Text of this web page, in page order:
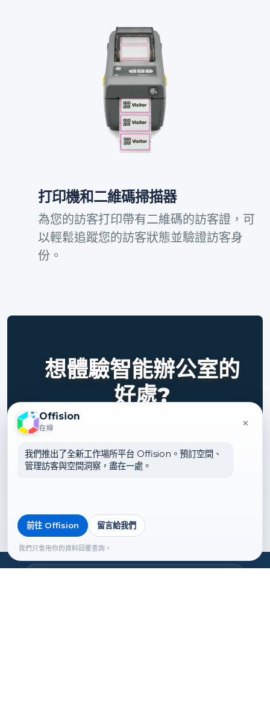
打印機和二維碼掃描器
為您的訪客打印帶有二維碼的訪客證，可
以輕鬆追蹤您的訪客狀態並驗證訪客身
份。
想體驗智能辦公室的
好處?
何幫助您的企業智能化。
Offision
在線 ×
我們推出了全新工作場所平台 Offision。預訂空間、
管理訪客與空間洞察，盡在一處。
前往 Offision 留言給我們
我們只會用你的資料回覆查詢。